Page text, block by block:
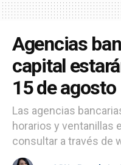
Agencias
capital
15 de agosto
Las agencias
horarios y ventanillas
consultar a través de